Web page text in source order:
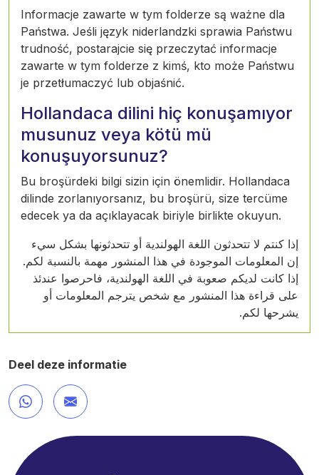
Informacje zawarte w tym folderze są ważne dla
Państwa. Jeśli język niderlandzki sprawia Państwu
trudność, postarajcie się przeczytać informacje
zawarte w tym folderze z kimś, kto może Państwu
je przetłumaczyć lub objaśnić.
Hollandaca dilini hiç konuşamıyor
musunuz veya kötü mü
konuşuyorsunuz?
Bu broşürdeki bilgi sizin için önemlidir. Hollandaca
dilinde zorlanıyorsanız, bu broşürü, size tercüme
edecek ya da açıklayacak biriyle birlikte okuyun.
إذا كنتم لا تتحدثون اللغة الهولندية أو تتحدثونها بشكل سيء
إن المعلومات الموجودة في هذا المنشور مهمة بالنسبة لكم.
إذا كانت لديكم صعوبة في اللغة الهولندية، فاحرصوا عندئذ
على قراءة هذا المنشور مع شخص يترجم المعلومات أو
يشرحها لكم.
Deel deze informatie